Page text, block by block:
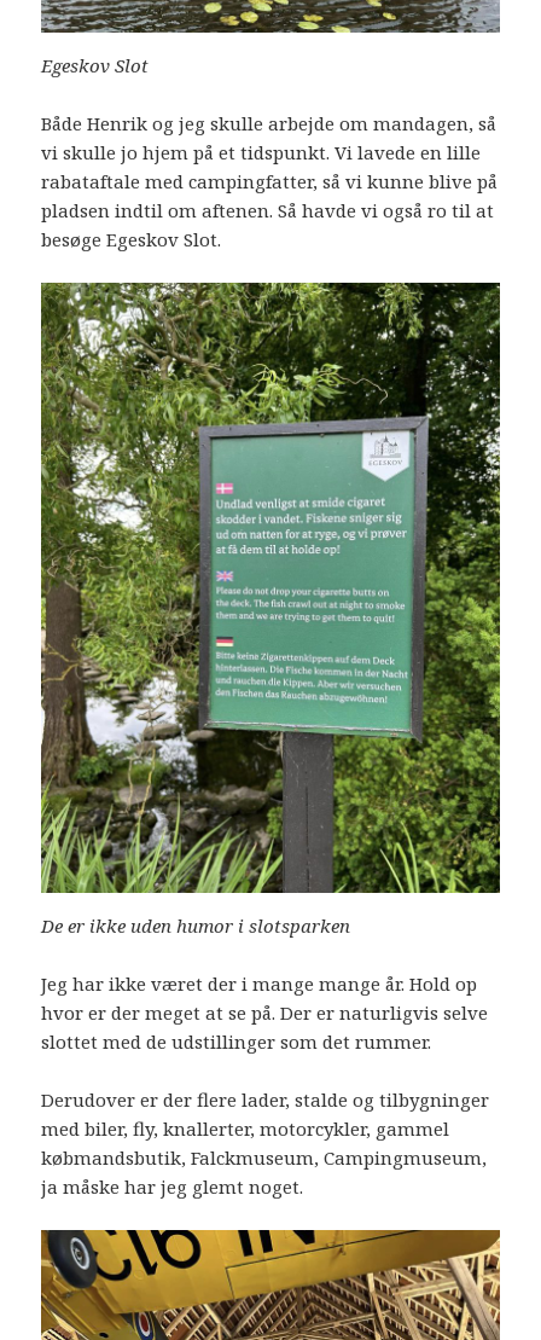
Egeskov Slot
Både Henrik og jeg skulle arbejde om mandagen, så
vi skulle jo hjem på et tidspunkt. Vi lavede en lille
rabataftale med campingfatter, så vi kunne blive på
pladsen indtil om aftenen. Så havde vi også ro til at
besøge Egeskov Slot.
De er ikke uden humor i slotsparken
Jeg har ikke været der i mange mange år. Hold op
hvor er der meget at se på. Der er naturligvis selve
slottet med de udstillinger som det rummer.
Derudover er der flere lader, stalde og tilbygninger
med biler, fly, knallerter, motorcykler, gammel
købmandsbutik, Falckmuseum, Campingmuseum,
ja måske har jeg glemt noget.